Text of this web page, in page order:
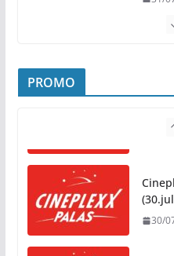
Novo mjesto u našem
Na jesen počinje novo
Starčevica dobija prvu
Srpskoj
05/08/2026
PROMO
30/